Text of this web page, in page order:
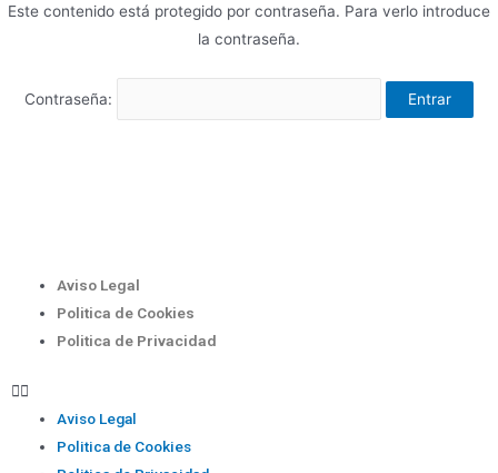
Este contenido está protegido por contraseña. Para verlo introduce
la contraseña.
Contraseña:
Aviso Legal
Politica de Cookies
Politica de Privacidad
Aviso Legal
Politica de Cookies